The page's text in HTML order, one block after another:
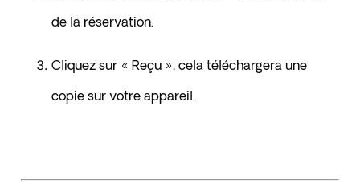
de la réservation.
Cliquez sur « Reçu », cela téléchargera une
copie sur votre appareil.